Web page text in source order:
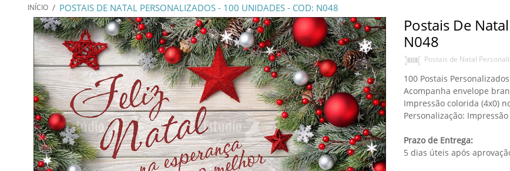
INÍCIO / POSTAIS DE NATAL PERSONALIZADOS - 100 UNIDADES - COD: N048
Postais De
N048
Postais de Natal
100 Postais
Acompanha envelope
Impressão colorida (4x0)
Personalização:
Prazo de Entrega:
5 dias úteis após